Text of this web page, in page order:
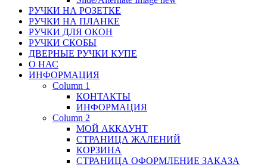
РУЧКИ НА РОЗЕТКЕ
РУЧКИ НА ПЛАНКЕ
РУЧКИ ДЛЯ ОКОН
РУЧКИ СКОБЫ
ДВЕРНЫЕ РУЧКИ КУПЕ
О НАС
ИНФОРМАЦИЯ
Column 1
КОНТАКТЫ
ИНФОРМАЦИЯ
Column 2
МОЙ АККАУНТ
СТРАНИЦА ЖАЛЕНИЙ
КОРЗИНА
СТРАНИЦА ОФОРМЛЕНИЕ ЗАКАЗА